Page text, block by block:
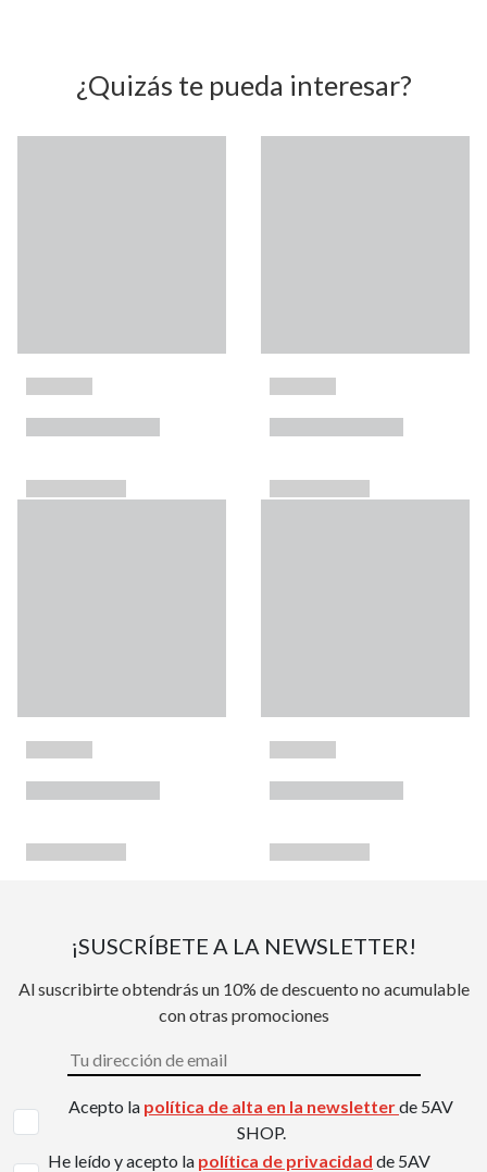
¿Quizás te pueda interesar?
¡SUSCRÍBETE A LA NEWSLETTER!
Al suscribirte obtendrás un 10% de descuento no acumulable
con otras promociones
Acepto la política de alta en la newsletterde 5AV
SHOP.
He leído y acepto la política de privacidad de 5AV